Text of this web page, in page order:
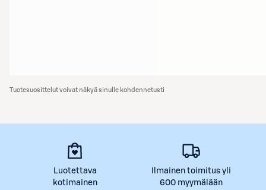
Tuotesuosittelut voivat näkyä sinulle kohdennetusti
Luotettava
kotimainen
Ilmainen toimitus yli
600 myymälään